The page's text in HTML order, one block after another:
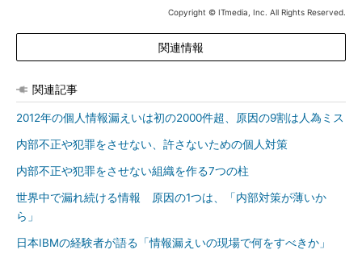
Copyright © ITmedia, Inc. All Rights Reserved.
関連情報
関連記事
2012年の個人情報漏えいは初の2000件超、原因の9割は人為ミス
内部不正や犯罪をさせない、許さないための個人対策
内部不正や犯罪をさせない組織を作る7つの柱
世界中で漏れ続ける情報 原因の1つは、「内部対策が薄いか
ら」
日本IBMの経験者が語る「情報漏えいの現場で何をすべきか」